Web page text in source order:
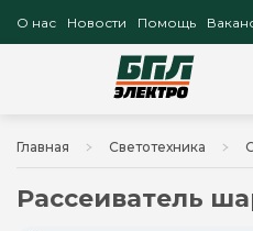
О нас Новости Помощь
Главная Светотехника
Рассеиватель